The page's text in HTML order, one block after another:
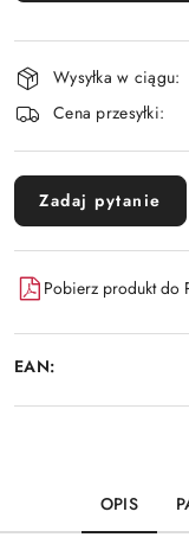
Dostępność
i
dostawa
Wysyłka w ciągu:
Cena przesyłki:
Zadaj pytanie
Pobierz produkt do
EAN:
OPIS